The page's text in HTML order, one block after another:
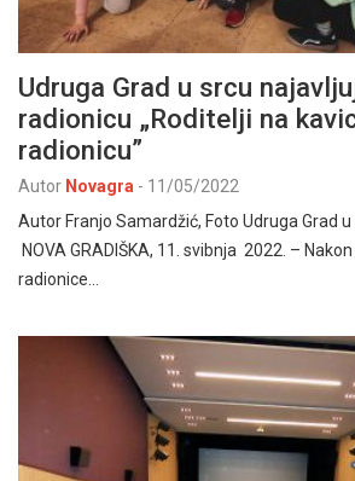
Udruga Grad u srcu
radionicu „Roditelji na
radionicu”
Autor Novagra - 11/05/2022
Autor Franjo Samardžić, Foto Udruga Grad
NOVA GRADIŠKA, 11. svibnja 2022. –
radionice…